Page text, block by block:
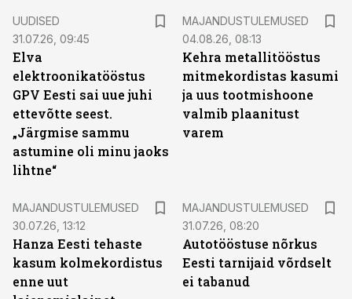
UUDISED
31.07.26, 09:45
Elva
elektroonikatööstus
GPV Eesti sai uue juhi
ettevõtte seest.
„Järgmise sammu
astumine oli minu jaoks
lihtne“
MAJANDUSTULEMUSED
04.08.26, 08:13
Kehra metallitööstus
mitmekordistas kasumi
ja uus tootmishoone
valmib plaanitust
varem
MAJANDUSTULEMUSED
30.07.26, 13:12
Hanza Eesti tehaste
kasum kolmekordistus
enne uut
MAJANDUSTULEMUSED
31.07.26, 08:20
Autotööstuse nõrkus
Eesti tarnijaid võrdselt
ei tabanud